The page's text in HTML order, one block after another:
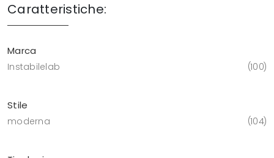
Caratteristiche:
Marca
Instabilelab 100
Stile
moderna 104